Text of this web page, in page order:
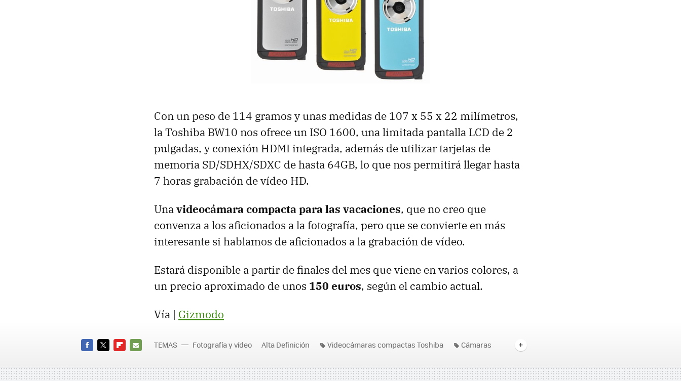
Con un peso de 114 gramos y unas medidas de 107 x 55 x 22 milímetros,
la Toshiba BW10 nos ofrece un ISO 1600, una limitada pantalla LCD de 2
pulgadas, y conexión HDMI integrada, además de utilizar tarjetas de
memoria SD/SDHX/SDXC de hasta 64GB, lo que nos permitirá llegar hasta
7 horas grabación de vídeo HD.
Unavideocámara compacta para las vacaciones, que no creo que
convenza a los aficionados a la fotografía, pero que se convierte en más
interesante si hablamos de aficionados a la grabación de vídeo.
Estará disponible a partir de finales del mes que viene en varios colores, a
un precio aproximado de unos 150 euros, según el cambio actual.
Vía | Gizmodo
MAIL
TEMAS Fotografía y vídeo Alta Definición Videocámaras compactas Toshiba
Cámaras